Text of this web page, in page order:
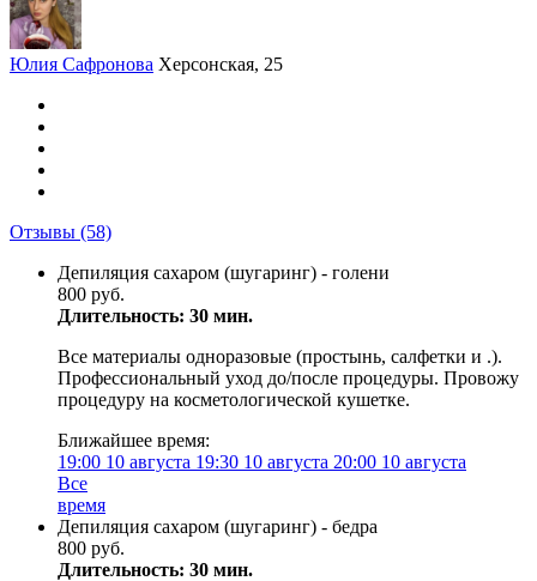
Юлия Сафронова Херсонская, 25
Отзывы (58)
Депиляция сахаром (шугаринг) - голени
800 руб.
Длительность: 30 мин.
Все материалы одноразовые (простынь, салфетки и .).
Профессиональный уход до/после процедуры. Провожу
процедуру на косметологической кушетке.
Ближайшее время:
19:00 10 августа 19:30 10 августа 20:00 10 августа
Все
время
Депиляция сахаром (шугаринг) - бедра
800 руб.
Длительность: 30 мин.